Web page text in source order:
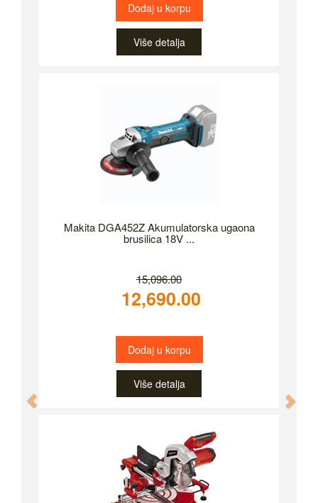
Dodaj u korpu
Više detalja
Makita DGA452Z Akumulatorska ugaona
brusilica 18V ...
15,096.00
12,690.00
Dodaj u korpu
Više detalja